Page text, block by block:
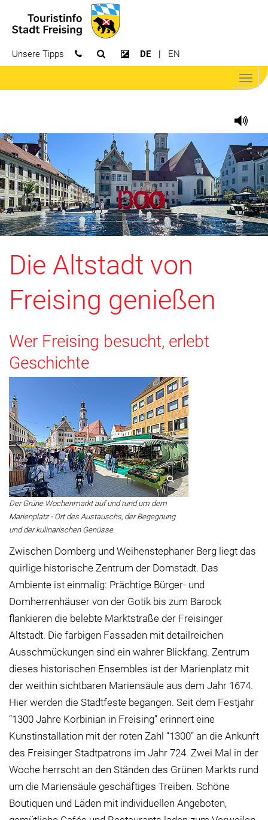
Unsere Tipps
Suchfeld öffnen
Kontrast erhöhen
DE EN
Die Altstadt von
Freising genießen
Wer Freising besucht, erlebt
Geschichte
Der Grüne Wochenmarkt auf und rund um dem
Marienplatz - Ort des Austauschs, der Begegnung
und der kulinarischen Genüsse.
Zwischen Domberg und Weihenstephaner Berg liegt das
quirlige historische Zentrum der Domstadt. Das
Ambiente ist einmalig: Prächtige Bürger- und
Domherrenhäuser von der Gotik bis zum Barock
flankieren die belebte Marktstraße der Freisinger
Altstadt. Die farbigen Fassaden mit detailreichen
Ausschmückungen sind ein wahrer Blickfang. Zentrum
dieses historischen Ensembles ist der Marienplatz mit
der weithin sichtbaren Mariensäule aus dem Jahr 1674.
Hier werden die Stadtfeste begangen. Seit dem Festjahr
“1300 Jahre Korbinian in Freising” erinnert eine
Kunstinstallation mit der roten Zahl “1300” an die Ankunft
des Freisinger Stadtpatrons im Jahr 724. Zwei Mal in der
Woche herrscht an den Ständen des Grünen Markts rund
um die Mariensäule geschäftiges Treiben. Schöne
Boutiquen und Läden mit individuellen Angeboten,